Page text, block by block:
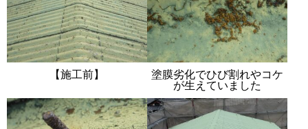
【施工前】
塗膜劣化でひび割れやコケ
が生えていました